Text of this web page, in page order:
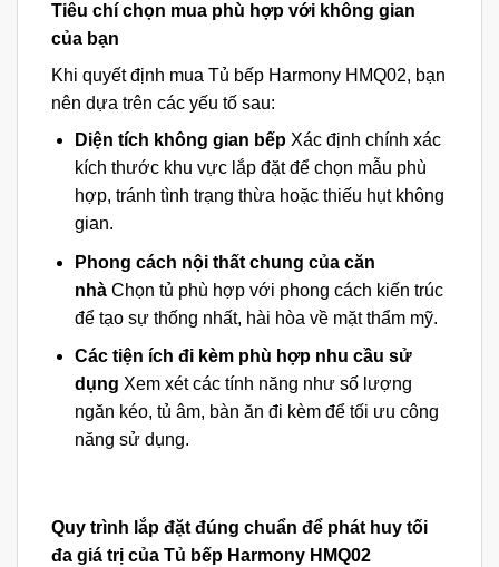
Tiêu chí chọn mua phù hợp với không gian
của bạn
Khi quyết định mua Tủ bếp Harmony HMQ02, bạn
nên dựa trên các yếu tố sau:
Diện tích không gian bếpXác định chính xác
kích thước khu vực lắp đặt để chọn mẫu phù
hợp, tránh tình trạng thừa hoặc thiếu hụt không
gian.
Phong cách nội thất chung của căn
nhàChọn tủ phù hợp với phong cách kiến trúc
để tạo sự thống nhất, hài hòa về mặt thẩm mỹ.
Các tiện ích đi kèm phù hợp nhu cầu sử
dụng Xem xét các tính năng như số lượng
ngăn kéo, tủ âm, bàn ăn đi kèm để tối ưu công
năng sử dụng.
Quy trình lắp đặt đúng chuẩn để phát huy tối
đa giá trị của Tủ bếp Harmony HMQ02